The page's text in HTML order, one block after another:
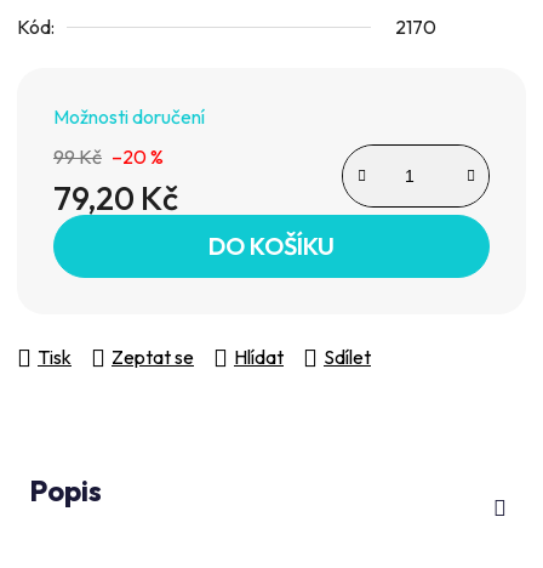
Kód:
2170
Možnosti doručení
99 Kč –20 %
79,20 Kč
Měrná cena: DO KOŠÍKU
Tisk Zeptat se Hlídat Sdílet
Popis